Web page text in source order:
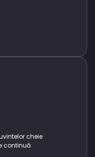
cheie
continuă